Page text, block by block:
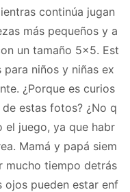
continúa jugan
más pequeños y a
un tamaño 5x5. Est
niños y niñas ex
¿Porque es curios
estas fotos? ¿No q
el juego, ya que habr
Mamá y papá siem
mucho tiempo detrás
ojos pueden estar enf